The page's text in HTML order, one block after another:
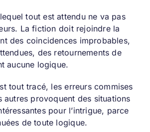
tout est attendu ne va pas
La fiction doit rejoindre la
des coincidences improbables,
des retournements de
aucune logique.
tout tracé, les erreurs commises
autres provoquent des situations
pour l’intrigue, parce
de toute logique.